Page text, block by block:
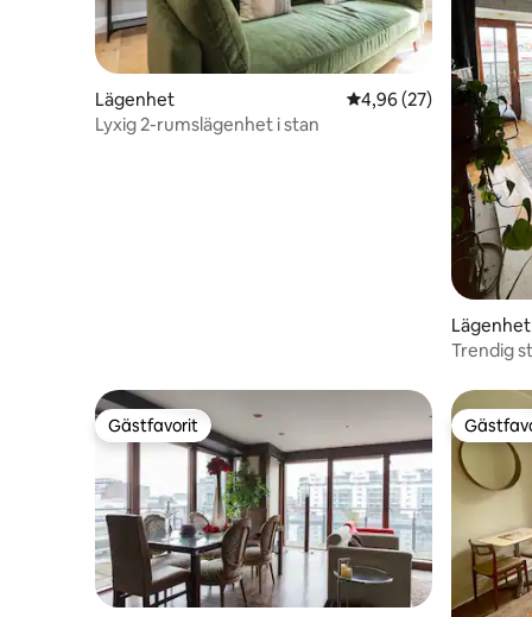
Lägenhet 4,96 av 5 i
4,96 (27)
Lyxig 2-rumslägenhet i stan
Lägenhet
Trendig
Gästfavorit
Gästfavorit